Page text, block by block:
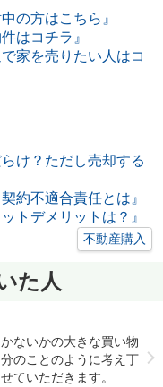
の方はこちら』
はコチラ』
家を売りたい人はコ
け？ただし売却する
約不適合責任とは』
トデメリットは？』
不動産購入
た人
ないかの大きな買い物
のことのように考え丁
ていただきます。